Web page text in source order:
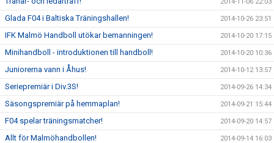
Glada F04 i Baltiska Träningshallen! 2014-10-26 23:51
IFK Malmö Handboll utökar bemanningen! 2014-10-20 17:15
Minihandboll - introduktionen till handboll! 2014-10-20 10:36
Juniorerna vann i Åhus! 2014-10-12 13:57
Seriepremiär i Div.3S! 2014-09-26 14:34
Säsongspremiär på hemmaplan! 2014-09-21 15:44
F04 spelar träningsmatcher! 2014-09-20 14:57
Allt för Malmöhandbollen! 2014-09-14 16:03